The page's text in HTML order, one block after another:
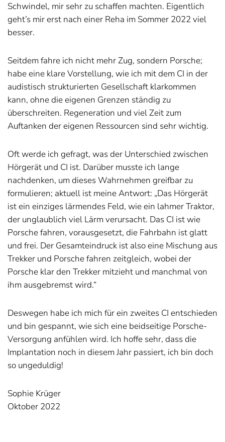
Schwindel, mir sehr zu schaffen machten. Eigentlich
geht’s mir erst nach einer Reha im Sommer 2022 viel
besser.
Seitdem fahre ich nicht mehr Zug, sondern Porsche;
habe eine klare Vorstellung, wie ich mit dem CI in der
audistisch strukturierten Gesellschaft klarkommen
kann, ohne die eigenen Grenzen ständig zu
überschreiten. Regeneration und viel Zeit zum
Auftanken der eigenen Ressourcen sind sehr wichtig.
Oft werde ich gefragt, was der Unterschied zwischen
Hörgerät und CI ist. Darüber musste ich lange
nachdenken, um dieses Wahrnehmen greifbar zu
formulieren; aktuell ist meine Antwort: „Das Hörgerät
ist ein einziges lärmendes Feld, wie ein lahmer Traktor,
der unglaublich viel Lärm verursacht. Das CI ist wie
Porsche fahren, vorausgesetzt, die Fahrbahn ist glatt
und frei. Der Gesamteindruck ist also eine Mischung aus
Trekker und Porsche fahren zeitgleich, wobei der
Porsche klar den Trekker mitzieht und manchmal von
ihm ausgebremst wird.“
Deswegen habe ich mich für ein zweites CI entschieden
und bin gespannt, wie sich eine beidseitige Porsche-
Versorgung anfühlen wird. Ich hoffe sehr, dass die
Implantation noch in diesem Jahr passiert, ich bin doch
so ungeduldig!
Sophie Krüger
Oktober 2022